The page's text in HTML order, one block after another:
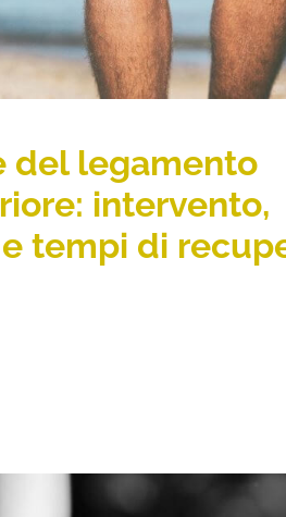
del legamento
intervento,
tempi di